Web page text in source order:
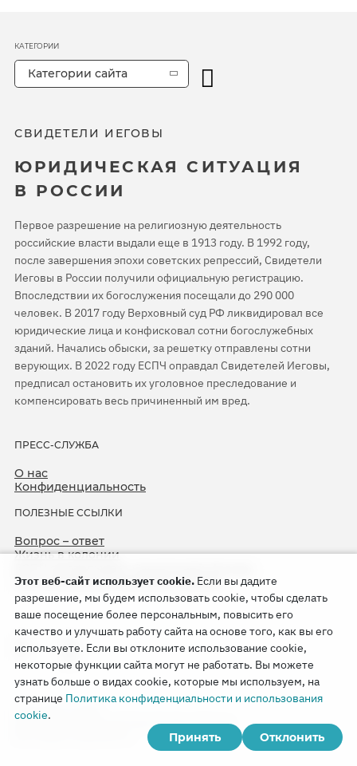
СВИДЕТЕЛИ ИЕГОВЫ
ЮРИДИЧЕСКАЯ СИТУАЦИЯ
В РОССИИ
Первое разрешение на религиозную деятельность
российские власти выдали еще в 1913 году. В 1992 году,
после завершения эпохи советских репрессий, Свидетели
Иеговы в России получили официальную регистрацию.
Впоследствии их богослужения посещали до 290 000
человек. В 2017 году Верховный суд РФ ликвидировал все
юридические лица и конфисковал сотни богослужебных
зданий. Начались обыски, за решетку отправлены сотни
верующих. В 2022 году ЕСПЧ оправдал Свидетелей Иеговы,
предписал остановить их уголовное преследование и
компенсировать весь причиненный им вред.
ПРЕСС-СЛУЖБА
О нас
Конфиденциальность
ПОЛЕЗНЫЕ ССЫЛКИ
Вопрос – ответ
Жизнь в колонии
75-я годовщина операции «Север»
КАТЕГОРИИ
Категории сайта
Copyright © 2026
Watch Tower Bible and Tract Society of Korea.
Этот веб-сайт использует cookie. Если вы дадите
разрешение, мы будем использовать cookie, чтобы сделать
ваше посещение более персональным, повысить его
качество и улучшать работу сайта на основе того, как вы его
используете. Если вы отклоните использование cookie,
некоторые функции сайта могут не работать. Вы можете
узнать больше о видах cookie, которые мы используем, на
странице Политика конфиденциальности и использования
cookie.
Принять
Отклонить